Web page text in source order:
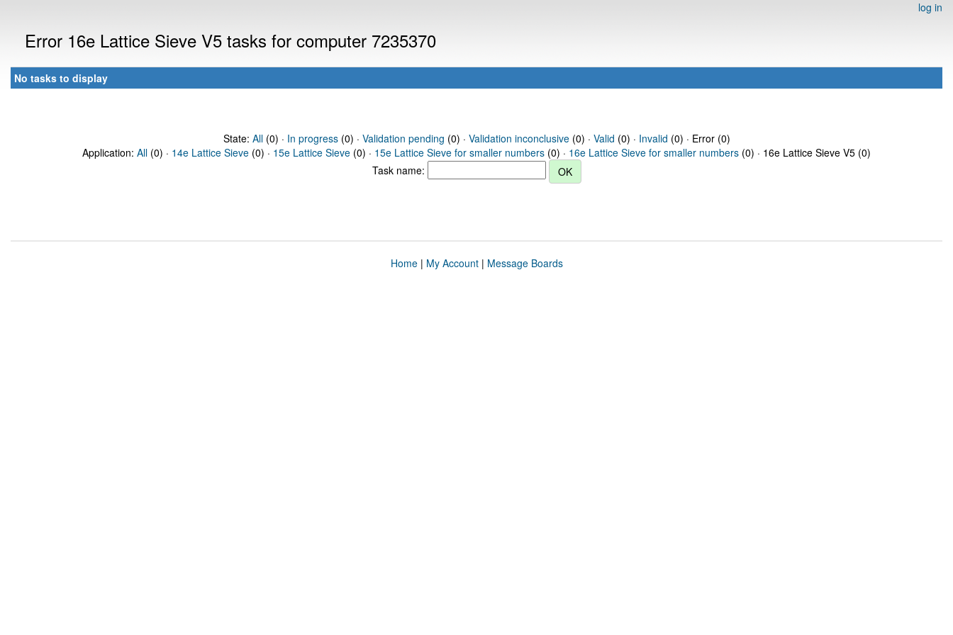
log in
Error 16e Lattice Sieve V5 tasks for computer 7235370
No tasks to display
State: All(0) · In progress(0) · Validation pending (0) · Validation inconclusive(0) · Valid (0) · Invalid (0) · Error (0)
Application: All (0) · 14e Lattice Sieve (0) · 15e Lattice Sieve (0) · 15e Lattice Sieve for smaller numbers (0) · 16e Lattice Sieve for smaller numbers (0) · 16e Lattice Sieve V5 (0)
Task name:
Home| My Account| Message Boards